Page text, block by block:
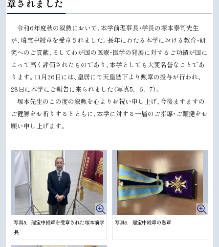
プ
る
章されました
令和6年度秋の叙勲において、本学前理事長・学長の塚本泰司先生
が、瑞宝中綬章を受章されました。長年にわたる本学における教育・研
究へのご貢献、そしてわが国の医療・医学の発展に対するご功績が国に
よって高く評価されたものであり、本学としても大変名誉なことであ
ります。 11月26日には、皇居にて天皇陛下より勲章の授与が行われ、
28日に本学にご報告に来られました（写真5， 6，7）。
塚本先生のこの度の叙勲を心よりお祝い申し上げ、今後ますますの
ご健勝をお祈りするとともに、本学に対する一層のご指導・ご鞭撻をお
願い申し上げます。
写真5．瑞宝中綬章を受章された塚本前学
長
写真6．瑞宝中綬章の勲章